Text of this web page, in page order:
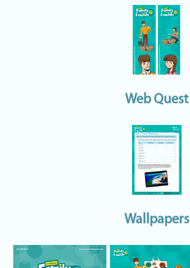
Web Quest
Wallpapers